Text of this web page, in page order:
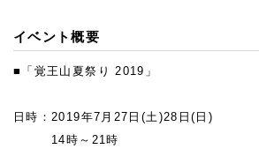
イベント概要
■「覚王山夏祭り 2019」
日時：2019年7月27日(土)28日(日)
14時～21時